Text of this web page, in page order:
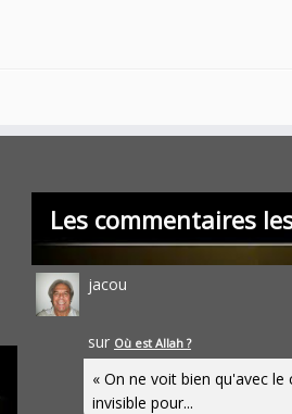
Les commentaires
jacou
sur Où est Allah ?
« On ne voit bien qu'avec
invisible pour...